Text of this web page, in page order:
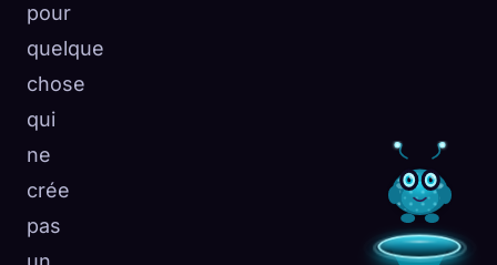
pour
quelque
chose
qui
ne
crée
pas